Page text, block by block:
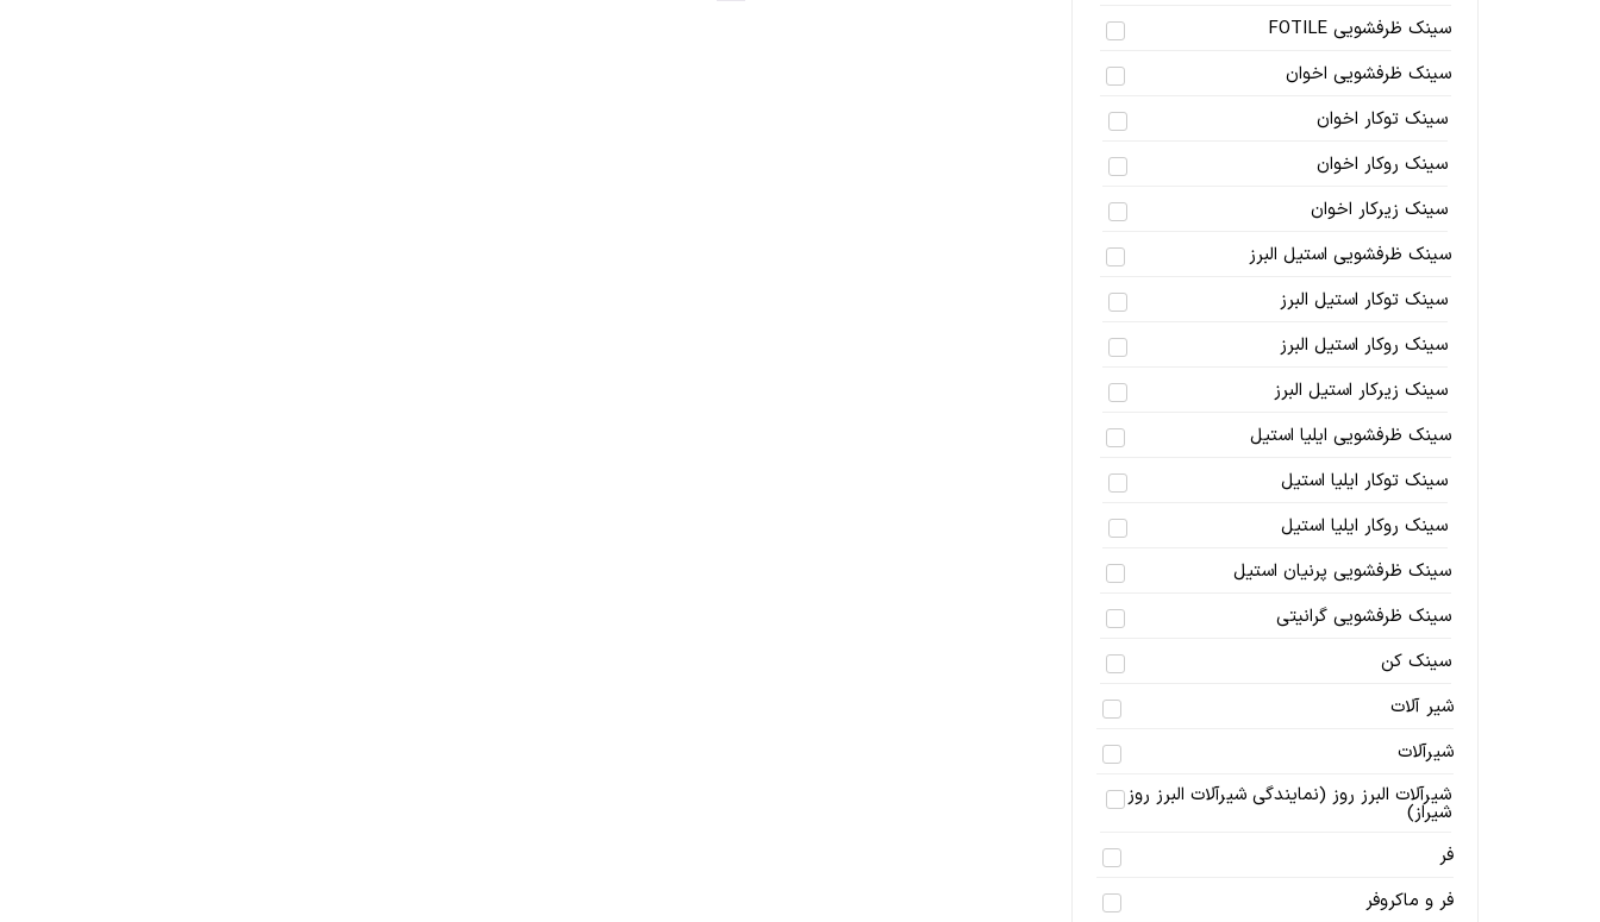
سینک ظرفشویی FOTILE
سینک ظرفشویی اخوان
سینک توکار اخوان
سینک روکار اخوان
سینک زیرکار اخوان
سینک ظرفشویی استیل البرز
سینک توکار استیل البرز
سینک روکار استیل البرز
سینک زیرکار استیل البرز
سینک ظرفشویی ایلیا استیل
سینک توکار ایلیا استیل
سینک روکار ایلیا استیل
سینک ظرفشویی پرنیان استیل
سینک ظرفشویی گرانیتی
سینک کن
شیر آلات
شیرآلات
شیرآلات البرز روز (نمایندگی شیرآلات البرز روز
شیراز)
فر
فر و ماکروفر